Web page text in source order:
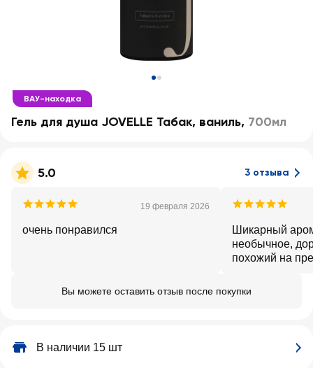
ВАУ-находка
Гель для душа JOVELLE Табак, ваниль, 700мл
5.0 3 отзыва
19 февраля 2026
очень понравился
Шикарный
необычное,
похожий на
Вы можете оставить отзыв после покупки
В наличии 15 шт